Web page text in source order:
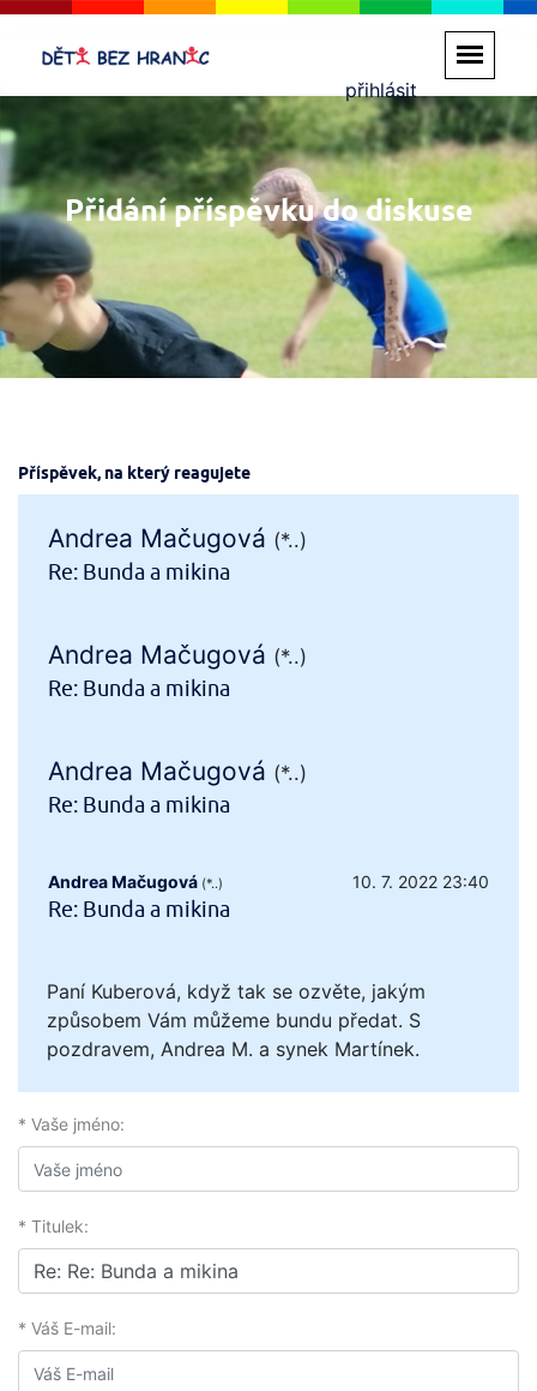
přihlásit
Přidání příspěvku do diskuse
Příspěvek, na který reagujete
Andrea Mačugová (*..)
Re: Bunda a mikina
Andrea Mačugová (*..)
Re: Bunda a mikina
Andrea Mačugová (*..)
Re: Bunda a mikina
Andrea Mačugová (*..) 10. 7. 2022 23:40
Re: Bunda a mikina
Paní Kuberová, když tak se ozvěte, jakým
způsobem Vám můžeme bundu předat. S
pozdravem, Andrea M. a synek Martínek.
* Vaše jméno:
* Titulek:
* Váš E-mail: